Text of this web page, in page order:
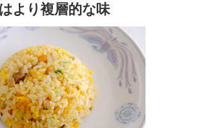
より複層的な味